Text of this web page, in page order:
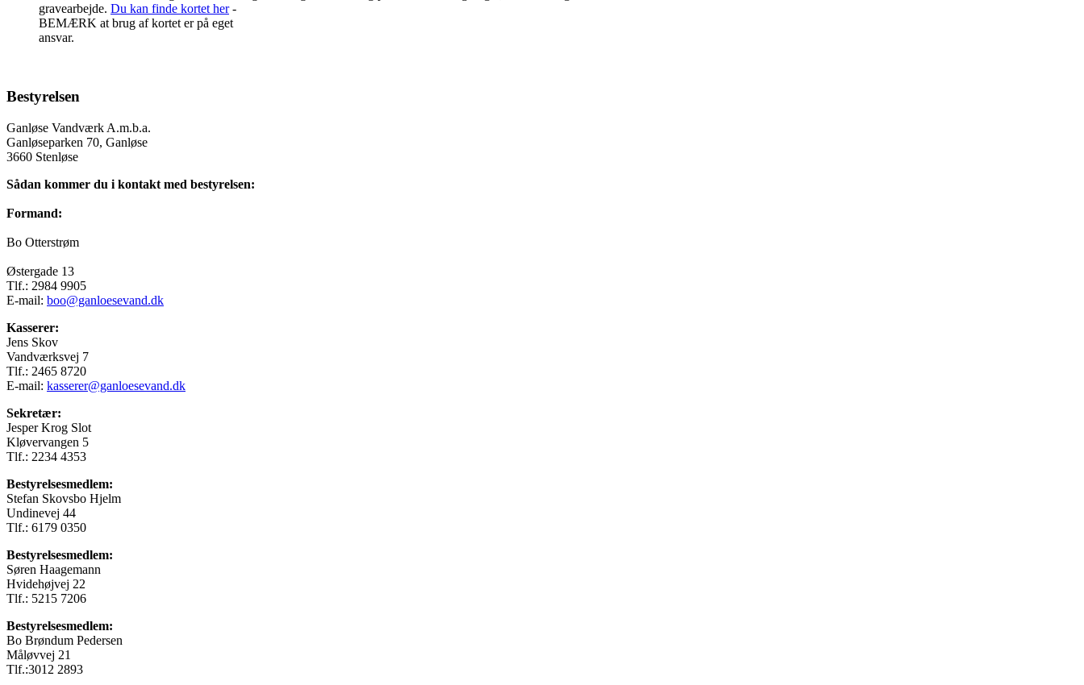
gravearbejde. Du kan finde kortet her-
BEMÆRK at brug af kortet er på eget
ansvar.
Bestyrelsen
Ganløse Vandværk A.m.b.a.
Ganløseparken 70, Ganløse
3660 Stenløse
Sådan kommer du i kontakt med bestyrelsen:
Formand:
Bo Otterstrøm
Østergade 13
Tlf.: 2984 9905
E-mail: boo@ganloesevand.dk
Kasserer:
Jens Skov
Vandværksvej 7
Tlf.: 2465 8720
E-mail: kasserer@ganloesevand.dk
Sekretær:
Jesper Krog Slot
Kløvervangen 5
Tlf.: 2234 4353
Bestyrelsesmedlem:
Stefan Skovsbo Hjelm
Undinevej 44
Tlf.: 6179 0350
Bestyrelsesmedlem:
Søren Haagemann
Hvidehøjvej 22
Tlf.: 5215 7206
Bestyrelsesmedlem:
Bo Brøndum Pedersen
Måløvvej 21
Tlf.:3012 2893